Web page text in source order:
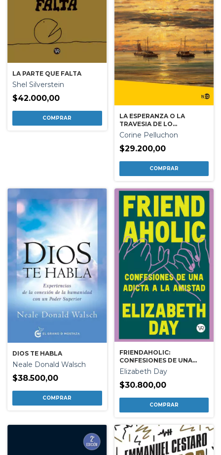
LA PARTE QUE FALTA
Shel Silverstein
$42.000,00
LA ESPERANZA O LA
TRAVESIA DE LO
IMPOSIBLE
Corine Pelluchon
$29.200,00
DIOS TE HABLA
Neale Donald Walsch
$38.500,00
FRIENDAHOLIC:
CONFESIONES DE UNA
ADICTA A LA AMISTAD
Elizabeth Day
$30.800,00